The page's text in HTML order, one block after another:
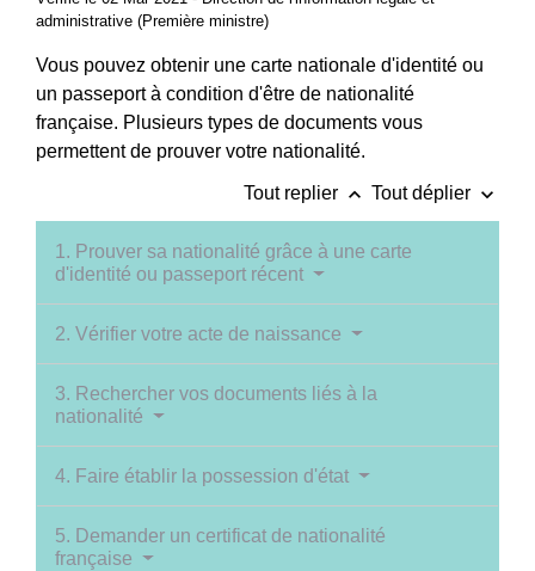
administrative (Première ministre)
Vous pouvez obtenir une carte nationale d'identité ou
un passeport à condition d'être de nationalité
française. Plusieurs types de documents vous
permettent de prouver votre nationalité.
Tout replier keyboard_arrow_up Tout déplier keyboard_arrow_down
1. Prouver sa nationalité grâce à une carte
d'identité ou passeport récent
2. Vérifier votre acte de naissance
3. Rechercher vos documents liés à la
nationalité
4. Faire établir la possession d'état
5. Demander un certificat de nationalité
française